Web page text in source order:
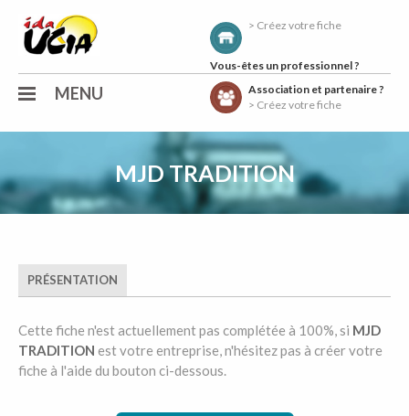
Association et partenaire ?
> Créez votre fiche
Vous-êtes un professionnel ?
> Créez votre fiche
MENU
MJD TRADITION
PRÉSENTATION
Cette fiche n'est actuellement pas complétée à 100%, si MJD
TRADITION est votre entreprise, n'hésitez pas à créer votre
fiche à l'aide du bouton ci-dessous.